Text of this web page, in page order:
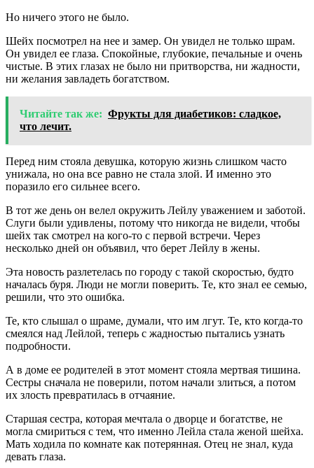
Но ничего этого не было.
Шейх посмотрел на нее и замер. Он увидел не только шрам.
Он увидел ее глаза. Спокойные, глубокие, печальные и очень
чистые. В этих глазах не было ни притворства, ни жадности,
ни желания завладеть богатством.
Читайте так же: Фрукты для диабетиков: сладкое,
что лечит.
Перед ним стояла девушка, которую жизнь слишком часто
унижала, но она все равно не стала злой. И именно это
поразило его сильнее всего.
В тот же день он велел окружить Лейлу уважением и заботой.
Слуги были удивлены, потому что никогда не видели, чтобы
шейх так смотрел на кого-то с первой встречи. Через
несколько дней он объявил, что берет Лейлу в жены.
Эта новость разлетелась по городу с такой скоростью, будто
началась буря. Люди не могли поверить. Те, кто знал ее семью,
решили, что это ошибка.
Те, кто слышал о шраме, думали, что им лгут. Те, кто когда-то
смеялся над Лейлой, теперь с жадностью пытались узнать
подробности.
А в доме ее родителей в этот момент стояла мертвая тишина.
Сестры сначала не поверили, потом начали злиться, а потом
их злость превратилась в отчаяние.
Старшая сестра, которая мечтала о дворце и богатстве, не
могла смириться с тем, что именно Лейла стала женой шейха.
Мать ходила по комнате как потерянная. Отец не знал, куда
девать глаза.